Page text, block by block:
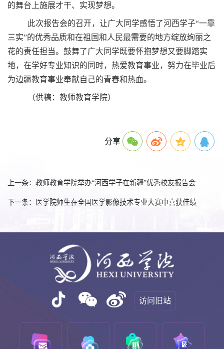
的舞台上施展才干、实现梦想。
此次报告会的召开，让广大同学感悟了河西学子“一靠
三实”的优秀品质和在祖国和人民最需要的地方绽放绚丽之
花的责任担当。鼓舞了广大同学既要怀抱梦想又要脚踏实
地，在学好专业知识的同时，热爱教育事业，努力在毕业后
为边疆教育事业奉献自己的青春和热血。
（供稿：教师教育学院）
分享
上一条：教师教育学院举办“河西学子在新疆”优秀校友报告会
下一条：医学院师生在全国医学影像技术专业大赛中喜获佳绩
访问旧站